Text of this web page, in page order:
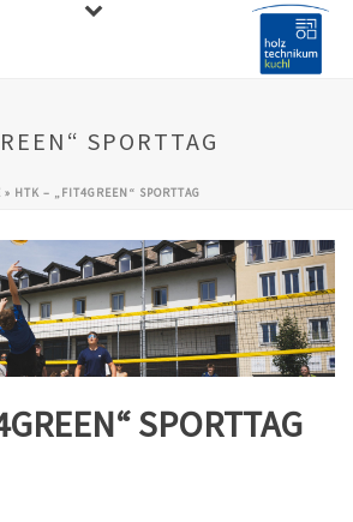
SPORTTAG
» HTK – „FIT4GREEN“ SPORTTAG
SPORTTAG